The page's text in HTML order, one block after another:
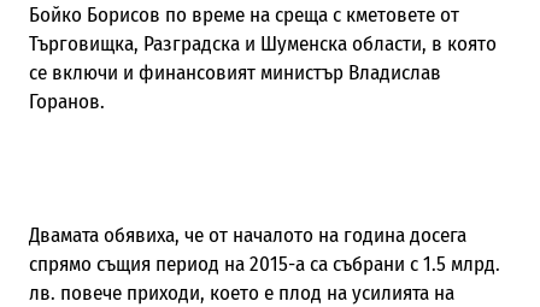
Бойко Борисов по време на среща с кметовете от
Търговищка, Разградска и Шуменска области, в която
се включи и финансовият министър Владислав
Горанов.
Двамата обявиха, че от началото на година досега
спрямо същия период на 2015-а са събрани с 1.5 млрд.
лв. повече приходи, което е плод на усилията на